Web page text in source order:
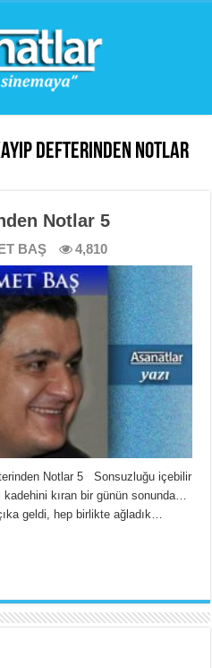
Defterinden Notlar
Notlar 5
BAŞ 4,810
Notlar 5 Sonsuzluğu içebilir
kıran bir günün sonunda…
geldi, hep birlikte ağladık…